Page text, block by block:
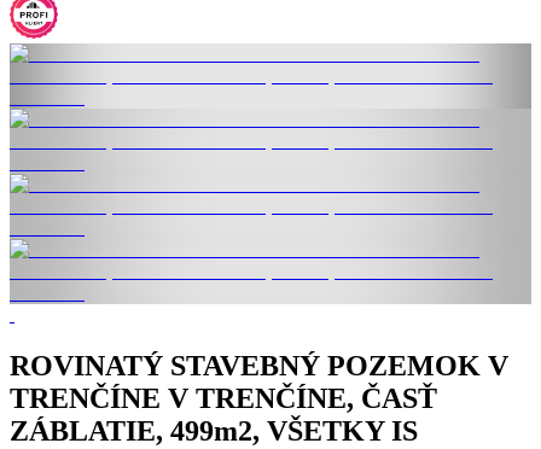
ROVINATÝ STAVEBNÝ POZEMOK V
TRENČÍNE V TRENČÍNE, ČASŤ
ZÁBLATIE, 499m2, VŠETKY IS